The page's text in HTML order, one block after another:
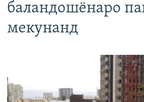
баландошёнаро
мекунанд